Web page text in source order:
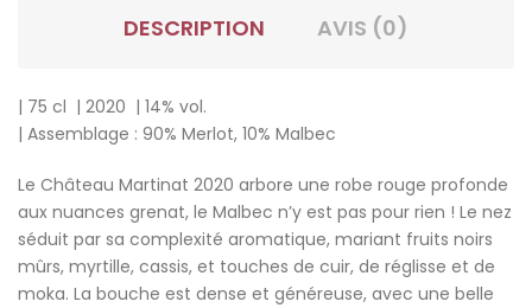
DESCRIPTION AVIS (0)
| 75 cl | 2020 | 14% vol.
| Assemblage : 90% Merlot, 10% Malbec
Le Château Martinat 2020 arbore une robe rouge profonde
aux nuances grenat, le Malbec n’y est pas pour rien ! Le nez
séduit par sa complexité aromatique, mariant fruits noirs
mûrs, myrtille, cassis, et touches de cuir, de réglisse et de
moka. La bouche est dense et généreuse, avec une belle